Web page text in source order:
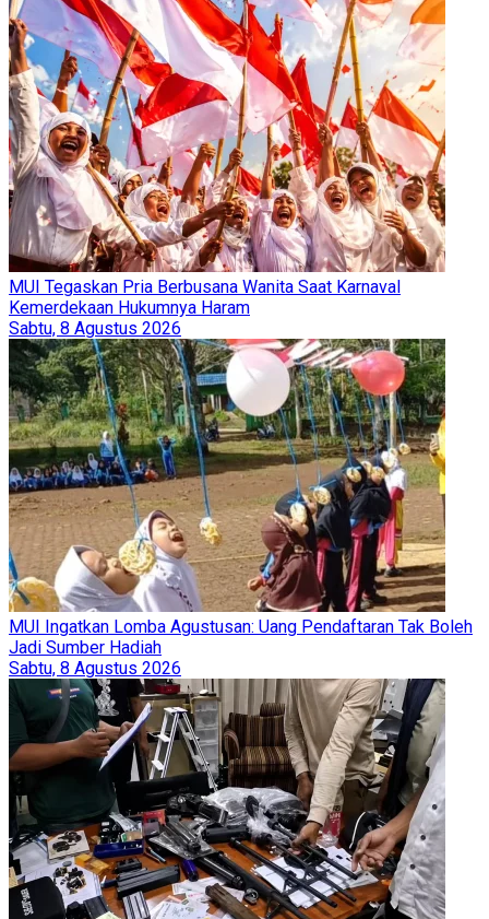
MUI Tegaskan Pria Berbusana Wanita Saat Karnaval
Kemerdekaan Hukumnya Haram
Sabtu, 8 Agustus 2026
MUI Ingatkan Lomba Agustusan: Uang Pendaftaran Tak Boleh
Jadi Sumber Hadiah
Sabtu, 8 Agustus 2026